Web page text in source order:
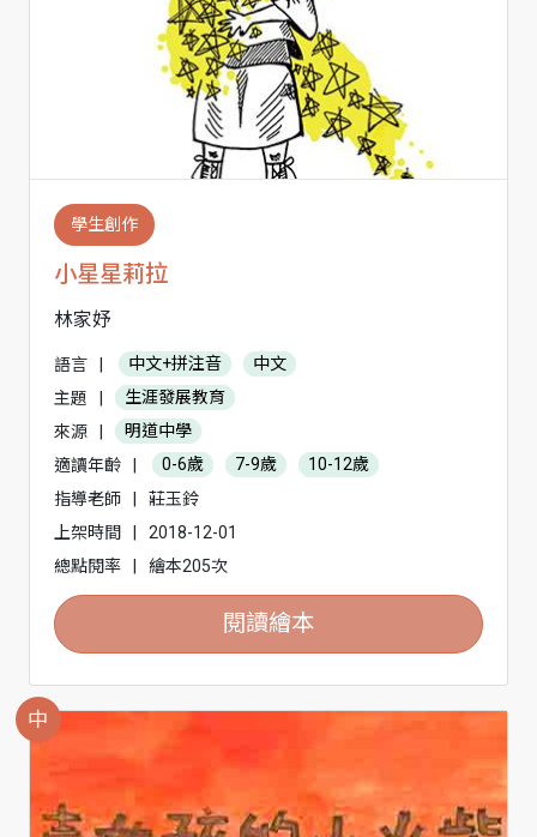
學生創作
小星星莉拉
林家妤
語言 中文+拼注音
中文
主題
生涯發展教育
來源
明道中學
適讀年齡
0-6歲 7-9歲
10-12歲
指導老師
莊玉鈴
上架時間
2018-12-01
總點閱率
繪本205次
閱讀繪本
中